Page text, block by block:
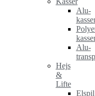
Alu-
Alu-
Hejs
&
Lifte
Elspil